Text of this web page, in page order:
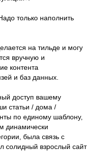
только наполнить
на тильде и могу
вручную и
контента
и баз данных.
доступ вашему
статьи / дома /
по единому шаблону,
динамически
была связь с
солидный взрослый сайт